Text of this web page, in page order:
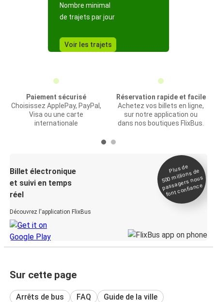
Nombre minimal
de trajets par jour
Voir les trajets
Paiement sécurisé
Choisissez ApplePay, PayPal,
Visa ou une carte
internationale
Réservation rapide et facile
Achetez vos billets en ligne,
sur notre application ou
dans nos boutiques FlixBus.
Billet électronique
et suivi en temps
réel
Découvrez l'application FlixBus
Plus de
500
millions de
passagers nous
font confiance
Sur cette page
Arrêts de bus FAQ Guide de la ville